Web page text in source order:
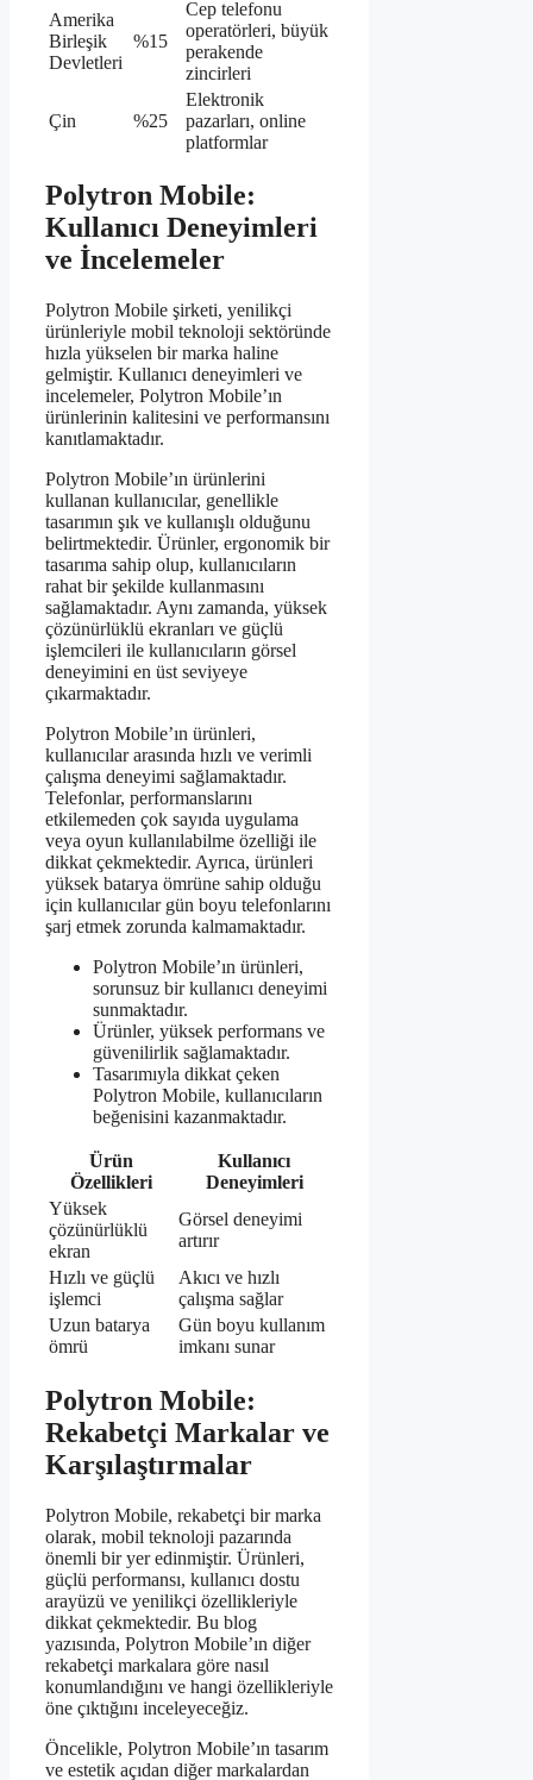
Amerika
Birleşik
Devletleri
%15
Cep telefonu
operatörleri, büyük
perakende
zincirleri
Çin %25
Elektronik
pazarları, online
platformlar
Polytron Mobile:
Kullanıcı Deneyimleri
ve İncelemeler
Polytron Mobile şirketi, yenilikçi
ürünleriyle mobil teknoloji sektöründe
hızla yükselen bir marka haline
gelmiştir. Kullanıcı deneyimleri ve
incelemeler, Polytron Mobile’ın
ürünlerinin kalitesini ve performansını
kanıtlamaktadır.
Polytron Mobile’ın ürünlerini
kullanan kullanıcılar, genellikle
tasarımın şık ve kullanışlı olduğunu
belirtmektedir. Ürünler, ergonomik bir
tasarıma sahip olup, kullanıcıların
rahat bir şekilde kullanmasını
sağlamaktadır. Aynı zamanda, yüksek
çözünürlüklü ekranları ve güçlü
işlemcileri ile kullanıcıların görsel
deneyimini en üst seviyeye
çıkarmaktadır.
Polytron Mobile’ın ürünleri,
kullanıcılar arasında hızlı ve verimli
çalışma deneyimi sağlamaktadır.
Telefonlar, performanslarını
etkilemeden çok sayıda uygulama
veya oyun kullanılabilme özelliği ile
dikkat çekmektedir. Ayrıca, ürünleri
yüksek batarya ömrüne sahip olduğu
için kullanıcılar gün boyu telefonlarını
şarj etmek zorunda kalmamaktadır.
Polytron Mobile’ın ürünleri,
sorunsuz bir kullanıcı deneyimi
sunmaktadır.
Ürünler, yüksek performans ve
güvenilirlik sağlamaktadır.
Tasarımıyla dikkat çeken
Polytron Mobile, kullanıcıların
beğenisini kazanmaktadır.
Ürün
Özellikleri
Kullanıcı
Deneyimleri
Yüksek
çözünürlüklü
ekran
Görsel deneyimi
artırır
Hızlı ve güçlü
işlemci
Akıcı ve hızlı
çalışma sağlar
Uzun batarya
ömrü
Gün boyu kullanım
imkanı sunar
Polytron Mobile:
Rekabetçi Markalar ve
Karşılaştırmalar
Polytron Mobile, rekabetçi bir marka
olarak, mobil teknoloji pazarında
önemli bir yer edinmiştir. Ürünleri,
güçlü performansı, kullanıcı dostu
arayüzü ve yenilikçi özellikleriyle
dikkat çekmektedir. Bu blog
yazısında, Polytron Mobile’ın diğer
rekabetçi markalara göre nasıl
konumlandığını ve hangi özellikleriyle
öne çıktığını inceleyeceğiz.
Öncelikle, Polytron Mobile’ın tasarım
ve estetik açıdan diğer markalardan